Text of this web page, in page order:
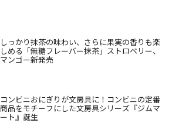
しっかり抹茶の味わい、さらに果実の香りも楽
しめる「無糖フレーバー抹茶」ストロベリー、
マンゴー新発売
コンビニおにぎりが文房具に！コンビニの定番
商品をモチーフにした文房具シリーズ『ジムマ
ート』誕生